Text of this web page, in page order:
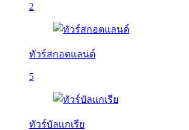
2
ทัวร์สกอตแลนด์
5
ทัวร์บัลเเกเรีย